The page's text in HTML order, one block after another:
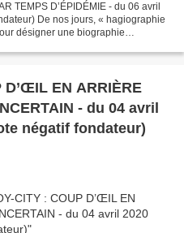
TEMPS D’ÉPIDÉMIE - du 06 avril
De nos jours, « hagiographie
désigner une biographie
D’ŒIL EN ARRIÈRE
- du 04 avril
négatif fondateur)